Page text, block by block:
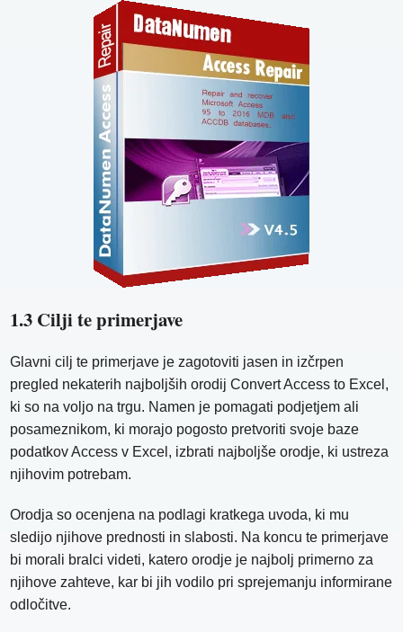
1.3 Cilji te primerjave
Glavni cilj te primerjave je zagotoviti jasen in izčrpen
pregled nekaterih najboljših orodij Convert Access to Excel,
ki so na voljo na trgu. Namen je pomagati podjetjem ali
posameznikom, ki morajo pogosto pretvoriti svoje baze
podatkov Access v Excel, izbrati najboljše orodje, ki ustreza
njihovim potrebam.
Orodja so ocenjena na podlagi kratkega uvoda, ki mu
sledijo njihove prednosti in slabosti. Na koncu te primerjave
bi morali bralci videti, katero orodje je najbolj primerno za
njihove zahteve, kar bi jih vodilo pri sprejemanju informirane
odločitve.